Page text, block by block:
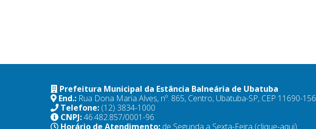
Prefeitura Municipal da Estância Balneária de Ubatuba
End.: Rua Dona Maria Alves, nº. 865, Centro, Ubatuba-SP, CEP 11690-156
Telefone: (12) 3834-1000
CNPJ:46.482.857/0001-96
Horário de Atendimento: de Segunda a Sexta-Feira (clique-aqui)